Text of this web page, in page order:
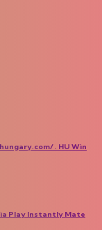
. HU Win
Play Instantly Mate